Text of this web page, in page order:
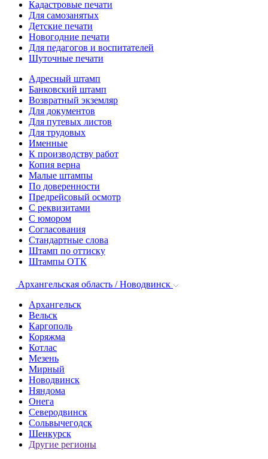
Кадастровые печати
Для самозанятых
Детские печати
Новогодние печати
Для педагогов и воспитателей
Шуточные печати
Адресный штамп
Банковский штамп
Возвратный экземляр
Для документов
Для путевых листов
Для трудовых
Именные
К производству работ
Копия верна
Малые штампы
По доверенности
Предрейсовый осмотр
С реквизитами
С юмором
Согласования
Стандартные слова
Штамп по оттиску
Штампы ОТК
Архангельская область / Новодвинск
Архангельск
Вельск
Каргополь
Коряжма
Котлас
Мезень
Мирный
Новодвинск
Няндома
Онега
Северодвинск
Сольвычегодск
Шенкурск
Другие регионы